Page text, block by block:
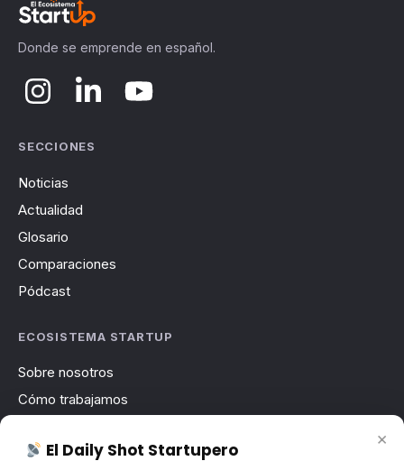
Donde se emprende en español.
SECCIONES
Noticias
Actualidad
Glosario
Comparaciones
Pódcast
ECOSISTEMA STARTUP
Sobre nosotros
Cómo trabajamos
Contacto
×
El Daily Shot Startupero